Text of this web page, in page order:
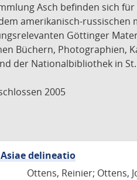
Asch befinden sich
amerikanisch-
Göttinger
Büchern, Photographien,
der Nationalbibliothek in
2005
delineatio
Ottens, Reinier; Ottens,